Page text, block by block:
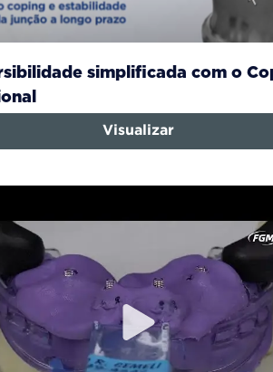
simplificada com o
Visualizar